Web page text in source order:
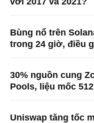
Bùng nổ trên
trong 24 giờ, điều
30% nguồn cung
Pools, liệu mốc
Uniswap tăng tốc